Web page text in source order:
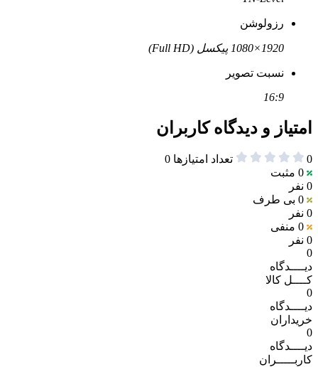
رزولوشن
1920×1080 پیکسل (Full HD)
نسبت تصویر
16:9
امتیاز و دیدگاه کاربران
0 تعداد امتیازها 0
0 مثبت
0 نفر
0 بی طرف
0 نفر
0 منفی
0 نفر
0
دیــــدگاه
کــــل کالا
0
دیــــدگاه
خریداران
0
دیــــدگاه
کاربـــــران